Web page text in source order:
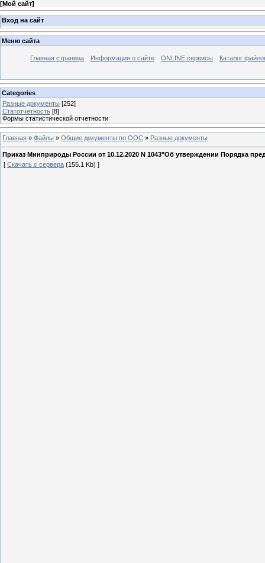
[Мой сайт]
Вход на сайт
Меню сайта
Главная страница Информация о сайте ONLINE сервисы Каталог
Categories
Разные документы [252]
Статотчетность [8]
Формы статистической отчетности
Главная » Файлы » Общие документы по ООС » Разные документы
Приказ Минприроды России от 10.12.2020 N 1043"Об утверждении Порядка
[ Скачать с сервера (155.1 Kb) ]